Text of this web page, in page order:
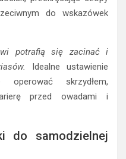
do wskazówek
potrafią się zacinać i
Idealne ustawienie
skrzydłem,
przed owadami i
do samodzielnej